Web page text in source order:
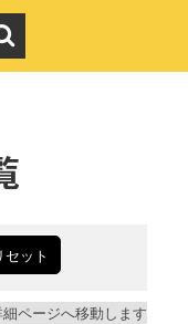
ット
ページへ移動します